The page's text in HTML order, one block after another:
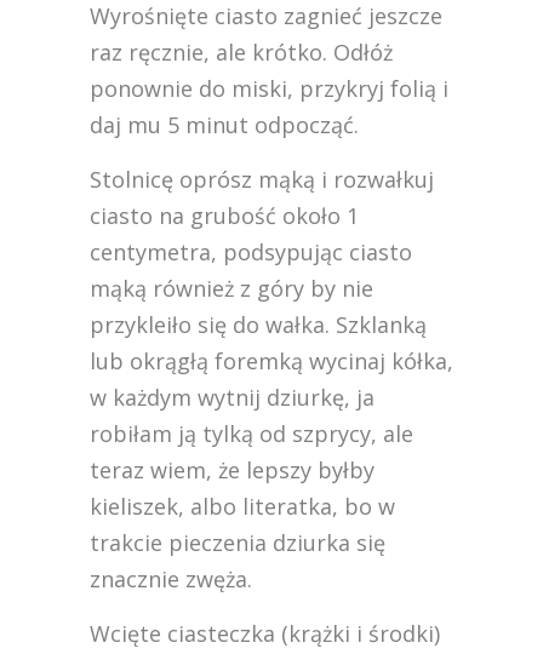
Wyrośnięte ciasto zagnieć jeszcze
raz ręcznie, ale krótko. Odłóż
ponownie do miski, przykryj folią i
daj mu 5 minut odpocząć.
Stolnicę oprósz mąką i rozwałkuj
ciasto na grubość około 1
centymetra, podsypując ciasto
mąką również z góry by nie
przykleiło się do wałka. Szklanką
lub okrągłą foremką wycinaj kółka,
w każdym wytnij dziurkę, ja
robiłam ją tylką od szprycy, ale
teraz wiem, że lepszy byłby
kieliszek, albo literatka, bo w
trakcie pieczenia dziurka się
znacznie zwęża.
Wcięte ciasteczka (krążki i środki)